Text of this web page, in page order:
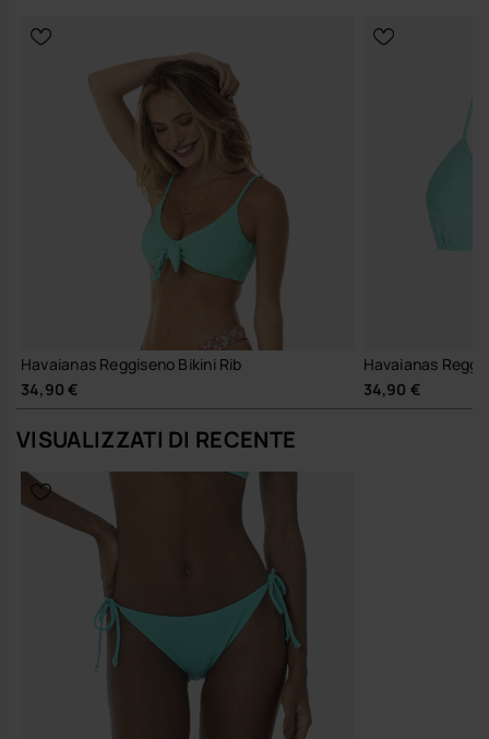
Havaianas Reggiseno Bikini Rib
34,90 €
Havaianas
34,90 €
VISUALIZZATI DI RECENTE